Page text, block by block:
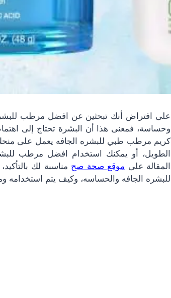
على افتراض أنك تبحثين عن افضل مرطب
وحساسة، فمعنى هذا أن البشرة تحتاج إلى
كريم مرطب طبي للبشره الجافه يعمل على
الطويل، أو يمكنك استخدام
افضل مرطب
المقالة على موقع صحة صح مناسبة لك
للبشره الجافه والحساسه، وكيف يتم استخدامه